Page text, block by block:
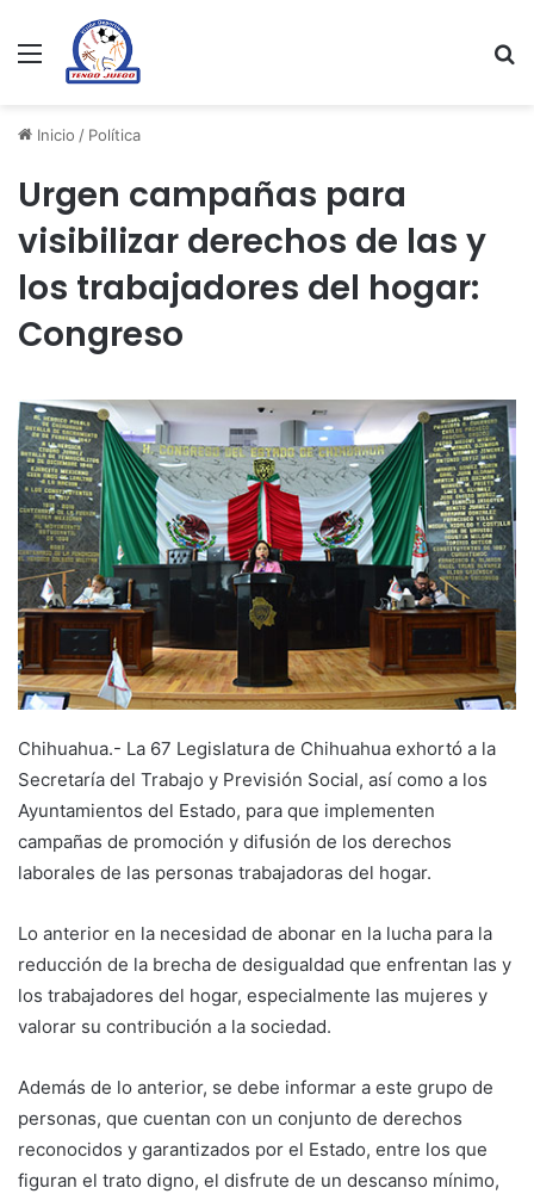
Menu
Inicio / Política
Urgen campañas para
visibilizar derechos de las y
los trabajadores del hogar:
Congreso
Chihuahua.- La 67 Legislatura de Chihuahua exhortó a la
Secretaría del Trabajo y Previsión Social, así como a los
Ayuntamientos del Estado, para que implementen
campañas de promoción y difusión de los derechos
laborales de las personas trabajadoras del hogar.
Lo anterior en la necesidad de abonar en la lucha para la
reducción de la brecha de desigualdad que enfrentan las y
los trabajadores del hogar, especialmente las mujeres y
valorar su contribución a la sociedad.
Además de lo anterior, se debe informar a este grupo de
personas, que cuentan con un conjunto de derechos
reconocidos y garantizados por el Estado, entre los que
figuran el trato digno, el disfrute de un descanso mínimo,